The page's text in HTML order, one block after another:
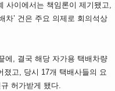
사이에서는 책임론이 제기됐고,
차’ 건은 주요 의제로 회의석상
에, 결국 해당 자가용 택배차량
졌고, 당시 17개 택배사들의 요
허가받게 됐다.